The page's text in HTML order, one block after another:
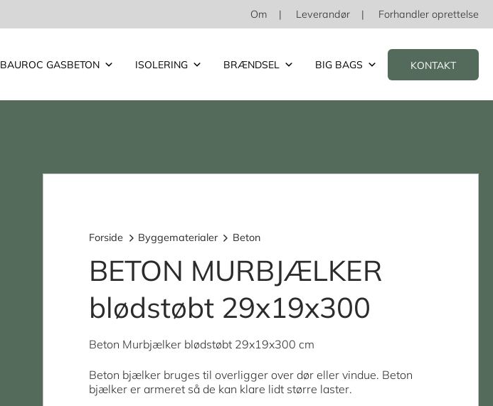
Om Leverandør Forhandler oprettelse
BAUROC GASBETON ISOLERING BRÆNDSEL BIG BAGS KONTAKT
Forside Byggematerialer Beton
BETON MURBJÆLKER
blødstøbt 29x19x300
Beton Murbjælker blødstøbt 29x19x300 cm
Beton bjælker bruges til overligger over dør eller vindue. Beton
bjælker er armeret så de kan klare lidt større laster.